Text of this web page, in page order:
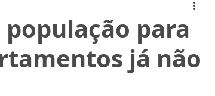
população para
já não